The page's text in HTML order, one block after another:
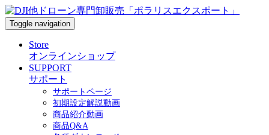
Toggle navigation
Store
オンラインショップ
SUPPORT
サポート
サポートページ
初期設定解説動画
商品紹介動画
商品Q&A